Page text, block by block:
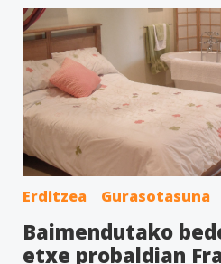
Erditzea Gurasotasuna
Baimendutako
etxe probaldian